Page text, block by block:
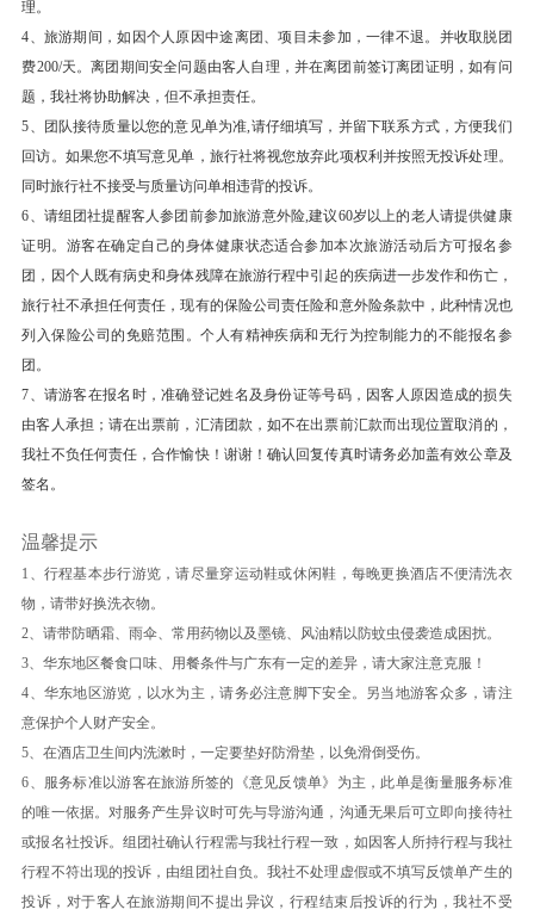
源当铺等，感受《似水年华》氛围和古风犹存的民
居格局。
车赴：园林城市苏州（80KM,约1小时车程）。
欣赏：【宋城含千古情表演5A】宋城主题公园，
多方位体验《清明上河图》中宋朝都城的繁华景
象、观赏杭州世界三大歌 舞秀之一《宋城千古
情》（观看表演及自由活动约80分钟）
餐饮
早餐：有
中餐：有
晚餐：有
住宿
浙江省-杭州 一般酒店
第5天 杭州西湖-上海外滩-【小吃◎城隍庙商城4A】-
登金茂大厦
早餐后
【杭州西湖】 (西湖 ；游览时长：60 分钟)游览
【西湖风景区AAAAA】，西湖以其秀丽的湖光山
色和众多的名胜古迹而成为闻名中外的旅游胜地并
被世人赋予“人间天堂”的美誉。游览西湖十景之一
的【花港观鱼】，观钱塘江水，眺六和塔，欣赏红
鱼池，牡丹亭。【漫步】游览阴晴雨雪、风韵万千
的西子湖，您可远观到苏堤、断桥、孤山、三潭印
月、曲苑风菏、雷峰塔等众多美景；
车赴：国际大都市上海（130KM,约2小时车
程）。
理。
4、旅游期间，如因个人原因中途离团、项目未参加，一律不退。并收取脱团
费200/天。离团期间安全问题由客人自理，并在离团前签订离团证明，如有问
题，我社将协助解决，但不承担责任。
5、团队接待质量以您的意见单为准,请仔细填写，并留下联系方式，方便我们
回访。如果您不填写意见单，旅行社将视您放弃此项权利并按照无投诉处理。
同时旅行社不接受与质量访问单相违背的投诉。
6、请组团社提醒客人参团前参加旅游意外险,建议60岁以上的老人请提供健康
证明。游客在确定自己的身体健康状态适合参加本次旅游活动后方可报名参
团，因个人既有病史和身体残障在旅游行程中引起的疾病进一步发作和伤亡，
旅行社不承担任何责任，现有的保险公司责任险和意外险条款中，此种情况也
列入保险公司的免赔范围。个人有精神疾病和无行为控制能力的不能报名参
团。
7、请游客在报名时，准确登记姓名及身份证等号码，因客人原因造成的损失
由客人承担；请在出票前，汇清团款，如不在出票前汇款而出现位置取消的，
我社不负任何责任，合作愉快！谢谢！确认回复传真时请务必加盖有效公章及
签名 。
温馨提示
1、行程基本步行游览，请尽量穿运动鞋或休闲鞋，每晚更换酒店不便清洗衣
物，请带好换洗衣物。
2、请带防晒霜、雨伞、常用药物以及墨镜、风油精以防蚊虫侵袭造成困扰。
3、华东地区餐食口味、用餐条件与广东有一定的差异，请大家注意克服！
4、华东地区游览，以水为主，请务必注意脚下安全。另当地游客众多，请注
意保护个人财产安全。
5、在酒店卫生间内洗漱时，一定要垫好防滑垫，以免滑倒受伤。
6、服务标准以游客在旅游所签的《意见反馈单》为主，此单是衡量服务标准
的唯一依据。对服务产生异议时可先与导游沟通，沟通无果后可立即向接待社
或报名社投诉。组团社确认行程需与我社行程一致，如因客人所持行程与我社
行程不符出现的投诉，由组团社自负。我社不处理虚假或不填写反馈单产生的
投诉，对于客人在旅游期间不提出异议，行程结束后投诉的行为，我社不受